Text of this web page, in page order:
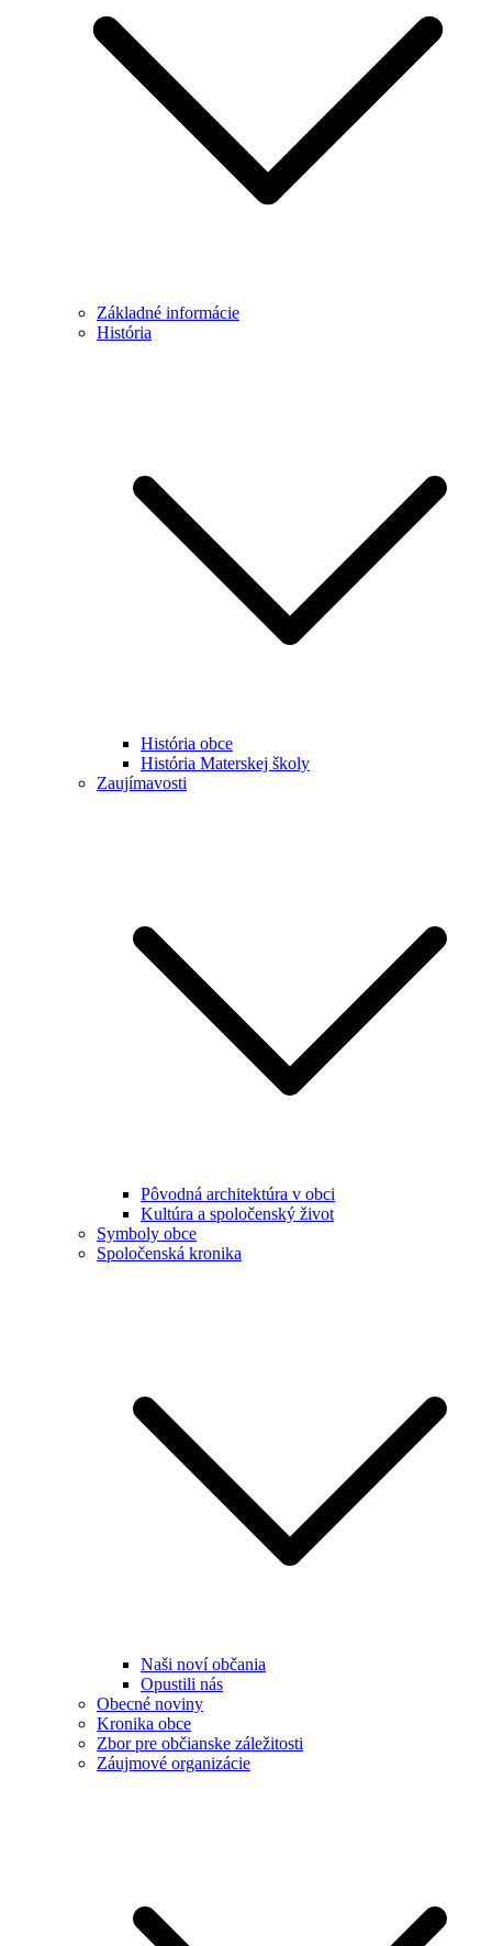
Základné informácie
História
História obce
História Materskej školy
Zaujímavosti
Pôvodná architektúra v obci
Kultúra a spoločenský život
Symboly obce
Spoločenská kronika
Naši noví občania
Opustili nás
Obecné noviny
Kronika obce
Zbor pre občianske záležitosti
Záujmové organizácie